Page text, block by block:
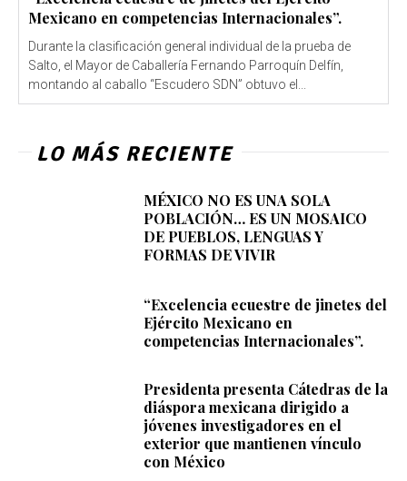
Mexicano en competencias Internacionales”.
Durante la clasificación general individual de la prueba de
Salto, el Mayor de Caballería Fernando Parroquín Delfín,
montando al caballo “Escudero SDN” obtuvo el...
LO MÁS RECIENTE
MÉXICO NO ES UNA SOLA
POBLACIÓN… ES UN MOSAICO
DE PUEBLOS, LENGUAS Y
FORMAS DE VIVIR
“Excelencia ecuestre de jinetes del
Ejército Mexicano en
competencias Internacionales”.
Presidenta presenta Cátedras de la
diáspora mexicana dirigido a
jóvenes investigadores en el
exterior que mantienen vínculo
con México